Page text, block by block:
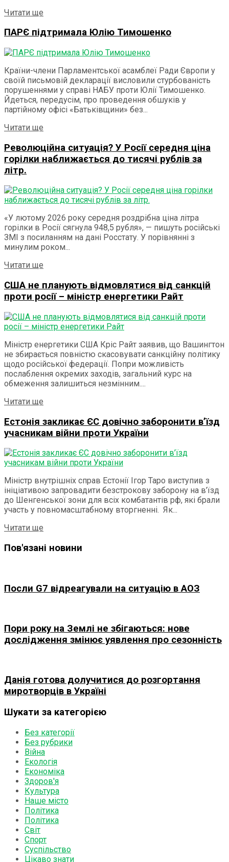
Читати ще
ПАРЄ підтримала Юлію Тимошенко
Країни-члени Парламентської асамблеї Ради Європи у
своїй письмовій декларації висловили стурбованість
порушеннями у справі НАБУ проти Юлії Тимошенко.
Йдеться, передусім, про проведення обшуків у
партійному офісі «Батьківщини» без...
Читати ще
Революційна ситуація? У Росії середня ціна
горілки наближається до тисячі рублів за
літр.
«У лютому 2026 року середня роздрібна ціна літра
горілки в Росії сягнула 948,5 рубля», — пишуть російські
ЗМІ з посиланням на дані Росстату. У порівнянні з
минулим роком...
Читати ще
США не планують відмовлятися від санкцій
проти росії – міністр енергетики Райт
Міністр енергетики США Кріс Райт заявив, що Вашингтон
не збирається повністю скасовувати санкційну політику
щодо російської федерації. Попри можливість
послаблення окремих заходів, загальний курс на
обмеження залишиться незмінним....
Читати ще
Естонія закликає ЄС довічно заборонити в’їзд
учасникам війни проти України
Міністр внутрішніх справ Естонії Ігор Таро виступив з
ініціативою запровадити безстрокову заборону на в’їзд
до Шенгенської зони для всіх комбатантів рф, які брали
участь у повномасштабному вторгненні. Як...
Читати ще
Пов'язані новини
Посли G7 відреагували на ситуацію в АОЗ
Пори року на Землі не збігаються: нове
дослідження змінює уявлення про сезонність
Данія готова долучитися до розгортання
миротворців в Україні
Шукати за категорією
Без категорії
Без рубрики
Війна
Екологія
Економіка
Здоров'я
Культура
Наше місто
Політика
Політика
Світ
Спорт
Суспільство
Цікаво знати